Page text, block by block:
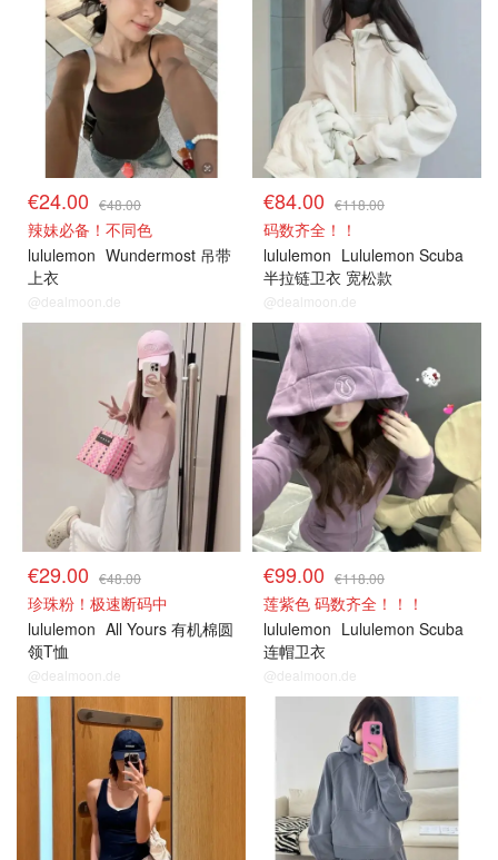
€24.00 €48.00
辣妹必备！不同色
lululemon Wundermost 吊带
上衣
@dealmoon.de
€84.00 €118.00
码数齐全！！
lululemon Lululemon Scuba
半拉链卫衣 宽松款
@dealmoon.de
€29.00 €48.00
珍珠粉！极速断码中
lululemon All Yours 有机棉圆
领T恤
@dealmoon.de
€99.00 €118.00
莲紫色 码数齐全！！！
lululemon Lululemon Scuba
连帽卫衣
@dealmoon.de